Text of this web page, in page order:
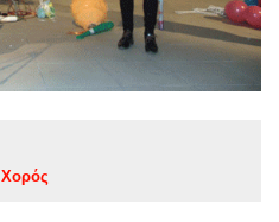
Χορός